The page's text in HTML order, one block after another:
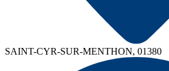
SAINT-CYR-SUR-MENTHON, 01380